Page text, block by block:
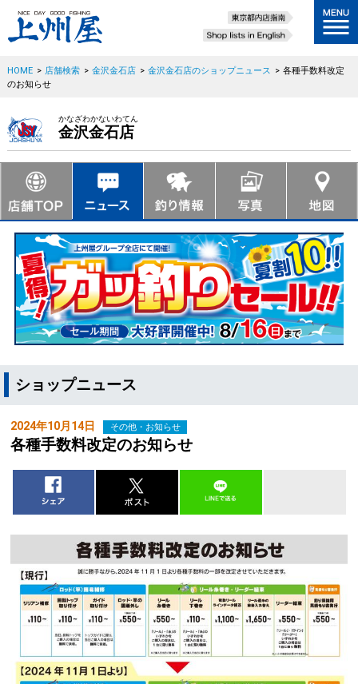
HOME > 店舗検索 > 金沢金石店 > 金沢金石店のショップニュース > 各種手数料改定
のお知らせ
かなざわかないわてん
金沢金石店
ショップニュース
2024年10月14日 その他・お知らせ
各種手数料改定のお知らせ